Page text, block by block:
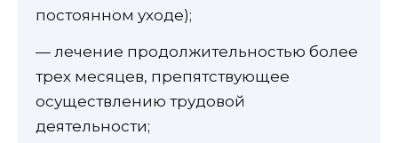
постоянном уходе);
— лечение продолжительностью более
трех месяцев, препятствующее
осуществлению трудовой
деятельности;